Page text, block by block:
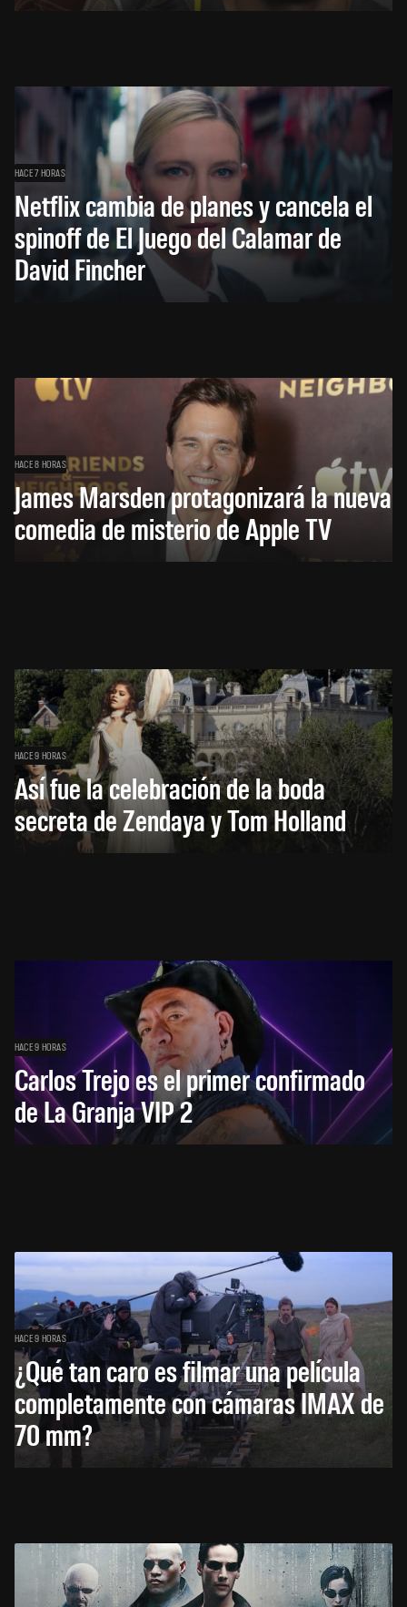
HACE 7 HORAS
Netflix cambia de planes y cancela el
spinoff de El Juego del Calamar de
David Fincher
HACE 8 HORAS
James Marsden protagonizará la nueva
comedia de misterio de Apple TV
HACE 9 HORAS
Así fue la celebración de la boda
secreta de Zendaya y Tom Holland
HACE 9 HORAS
Carlos Trejo es el primer confirmado
de La Granja VIP 2
HACE 9 HORAS
¿Qué tan caro es filmar una película
completamente con cámaras IMAX de
70 mm?